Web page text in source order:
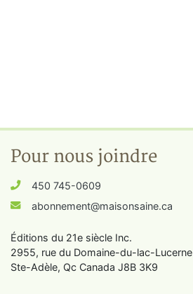
Pour nous joindre
450 745-0609
abonnement@maisonsaine.ca
Éditions du 21e siècle Inc.
2955, rue du Domaine-du-lac-Lucerne
Ste-Adèle, Qc Canada J8B 3K9